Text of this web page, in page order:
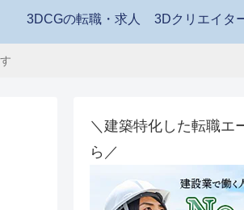
3DCGの転職・求人
＼建築特化した転職エ
ら／